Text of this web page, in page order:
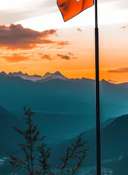
Copyright © 2010- Freepik